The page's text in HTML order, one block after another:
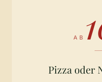
AB
Pizza oder